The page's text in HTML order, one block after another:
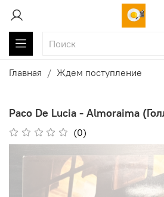
Главная Ждем поступление
Paco De Lucia - Almoraima
(0)